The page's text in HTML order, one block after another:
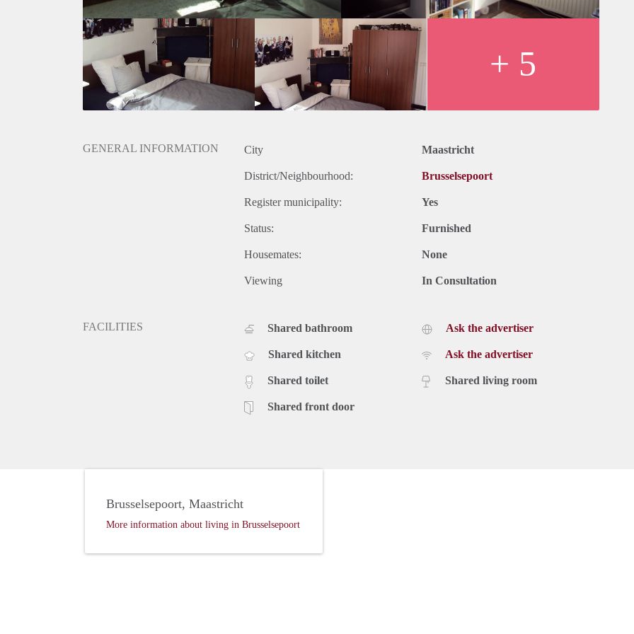
+ 5
GENERAL INFORMATION City Maastricht
District/Neighbourhood: Brusselsepoort
Register municipality: Yes
Status: Furnished
Housemates: None
Viewing In Consultation
FACILITIES Shared bathroom
Shared kitchen
Shared toilet
Shared front door
Ask the advertiser
Ask the advertiser
Shared living room
Brusselsepoort, Maastricht
More information about living in Brusselsepoort